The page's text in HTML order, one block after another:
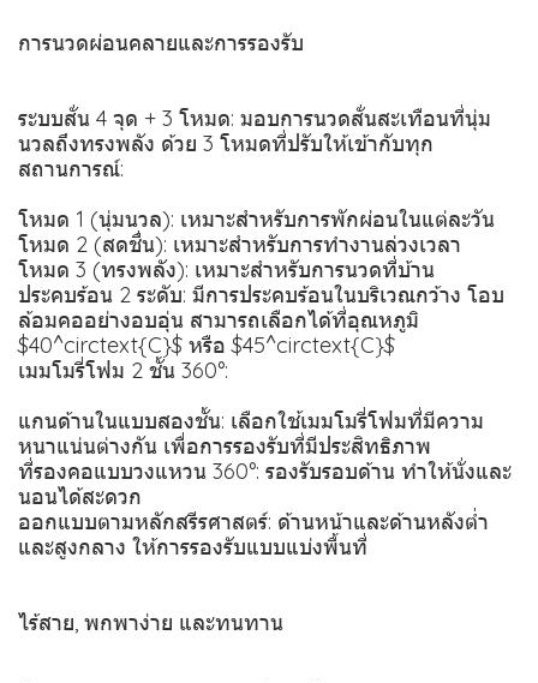
การนวดผ่อนคลายและการรองรับ
ระบบสั่น 4 จุด + 3 โหมด: มอบการนวดสั่นสะเทือนที่นุ่ม
นวลถึงทรงพลัง ด้วย 3 โหมดที่ปรับให้เข้ากับทุก
สถานการณ์:
โหมด 1 (นุ่มนวล): เหมาะสำหรับการพักผ่อนในแต่ละวัน
โหมด 2 (สดชื่น): เหมาะสำหรับการทำงานล่วงเวลา
โหมด 3 (ทรงพลัง): เหมาะสำหรับการนวดที่บ้าน
ประคบร้อน 2 ระดับ: มีการประคบร้อนในบริเวณกว้าง โอบ
ล้อมคออย่างอบอุ่น สามารถเลือกได้ที่อุณหภูมิ
$40^circtext{C}$ หรือ $45^circtext{C}$
เมมโมรี่โฟม 2 ชั้น 360°:
แกนด้านในแบบสองชั้น: เลือกใช้เมมโมรี่โฟมที่มีความ
หนาแน่นต่างกัน เพื่อการรองรับที่มีประสิทธิภาพ
ที่รองคอแบบวงแหวน 360°: รองรับรอบด้าน ทำให้นั่งและ
นอนได้สะดวก
ออกแบบตามหลักสรีรศาสตร์: ด้านหน้าและด้านหลังต่ำ
และสูงกลาง ให้การรองรับแบบแบ่งพื้นที่
ไร้สาย, พกพาง่าย และทนทาน